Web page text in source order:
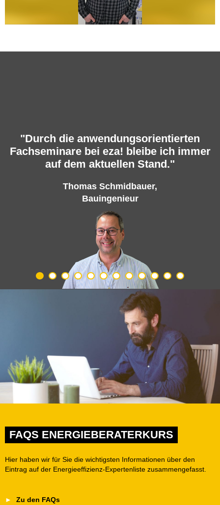
"Durch die anwendungsorientierten
Fachseminare bei eza! bleibe ich immer
auf dem aktuellen Stand."
Thomas Schmidbauer,
Bauingenieur
FAQS ENERGIEBERATERKURS
Hier haben wir für Sie die wichtigsten Informationen über den
Eintrag auf der Energieeffizienz-Expertenliste zusammengefasst.
Zu den FAQs